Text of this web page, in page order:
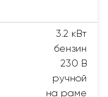
3.2 кВт
бензин
230 В
ручной
на раме